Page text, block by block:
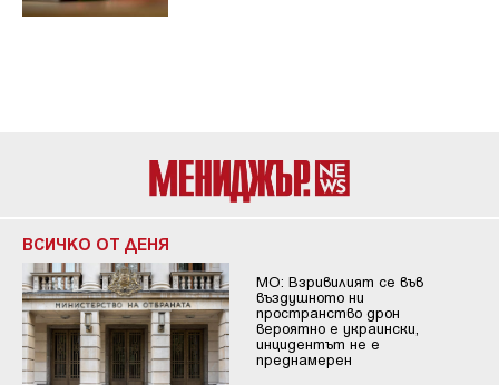
ВСИЧКО ОТ ДЕНЯ
МО: Взривилият се във
въздушното ни
пространство дрон
вероятно е украински,
инцидентът не е
преднамерен